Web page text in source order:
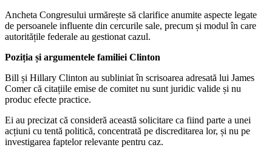
Ancheta Congresului urmărește să clarifice anumite aspecte legate
de persoanele influente din cercurile sale, precum și modul în care
autoritățile federale au gestionat cazul.
Poziția și argumentele familiei Clinton
Bill și Hillary Clinton au subliniat în scrisoarea adresată lui James
Comer că citațiile emise de comitet nu sunt juridic valide și nu
produc efecte practice.
Ei au precizat că consideră această solicitare ca fiind parte a unei
acțiuni cu tentă politică, concentrată pe discreditarea lor, și nu pe
investigarea faptelor relevante pentru caz.